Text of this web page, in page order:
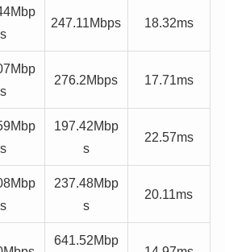
s
247.11Mbps 18.32ms
s
276.2Mbps 17.71ms
s
197.42Mbp
s
22.57ms
s
237.48Mbp
s
20.11ms
641.52Mbp